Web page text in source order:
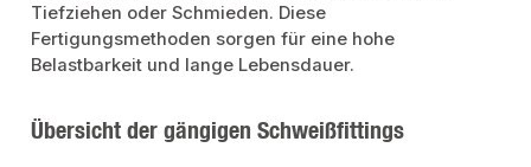
Tiefziehen oder Schmieden. Diese
Fertigungsmethoden sorgen für eine hohe
Belastbarkeit und lange Lebensdauer.
Übersicht der gängigen Schweißfittings